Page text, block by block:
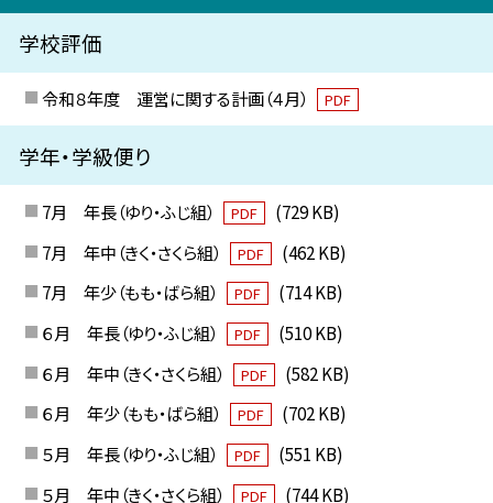
学校評価
令和８年度 運営に関する計画（４月） PDF
学年・学級便り
7月 年長（ゆり・ふじ組） PDF
(729 KB)
7月 年中（きく・さくら組）
PDF
(462 KB)
7月 年少（もも・ばら組）
PDF
(714 KB)
６月 年長（ゆり・ふじ組）
PDF
(510 KB)
６月 年中（きく・さくら組）
PDF
(582 KB)
６月 年少（もも・ばら組）
PDF
(702 KB)
５月 年長（ゆり・ふじ組）
PDF
(551 KB)
５月 年中（きく・さくら組）
PDF
(744 KB)